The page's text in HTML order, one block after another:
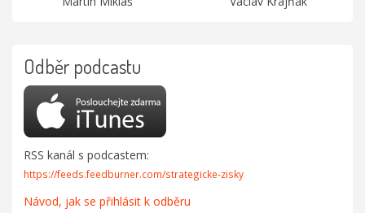
Odběr podcastu
RSS kanál s podcastem:
https://feeds.feedburner.com/strategicke-zisky
Návod, jak se přihlásit k odběru